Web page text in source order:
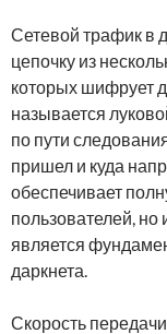
Сетевой трафик в
цепочку из
которых шифрует
называется
по пути
пришел и куда
обеспечивает
пользователей, но
является
даркнета.
Скорость